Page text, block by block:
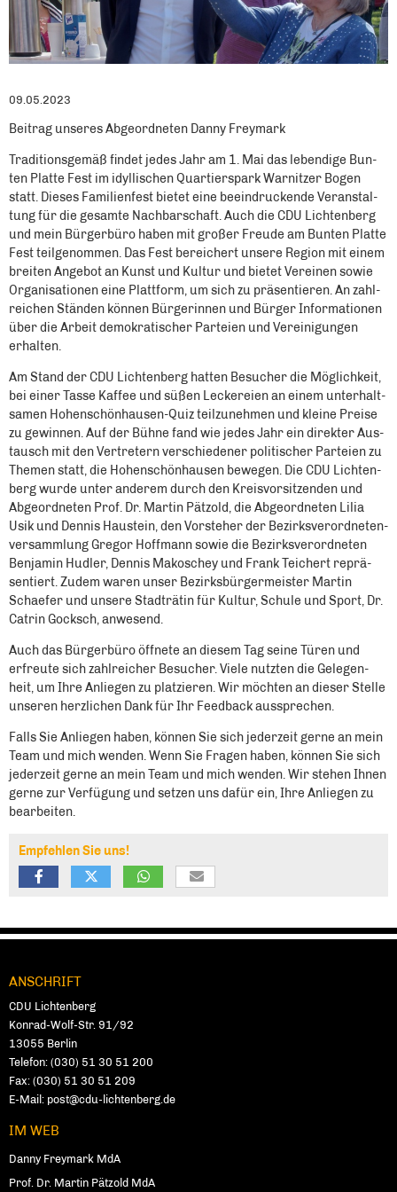
09.05.2023
Beitrag unseres Abgeordneten Danny Freymark
Tra­di­ti­ons­ge­mäß fin­det jedes Jahr am 1. Mai das leben­di­ge Bun­
ten Plat­te Fest im idyl­li­schen Quar­tier­spark War­nit­zer Bogen
statt. Die­ses Fami­li­en­fest bie­tet eine beein­dru­cken­de Ver­an­stal­
tung für die gesam­te Nach­bar­schaft. Auch die CDU Lich­ten­berg
und mein Bür­ger­bü­ro haben mit gro­ßer Freu­de am Bun­ten Plat­te
Fest teil­ge­nom­men. Das Fest berei­chert unse­re Regi­on mit einem
brei­ten Ange­bot an Kunst und Kul­tur und bie­tet Ver­ei­nen sowie
Orga­ni­sa­tio­nen eine Platt­form, um sich zu prä­sen­tie­ren. An zahl­
rei­chen Stän­den kön­nen Bür­ge­rin­nen und Bür­ger Infor­ma­tio­nen
über die Arbeit demo­kra­ti­scher Par­tei­en und Ver­ei­ni­gun­gen
erhal­ten.
Am Stand der CDU Lich­ten­berg hat­ten Besu­cher die Mög­lich­keit,
bei einer Tas­se Kaf­fee und süßen Lecke­rei­en an einem unter­halt­
sa­men Hohen­schön­hau­sen-Quiz teil­zu­neh­men und klei­ne Prei­se
zu gewin­nen. Auf der Büh­ne fand wie jedes Jahr ein direk­ter Aus­
tau­sch mit den Ver­tre­tern ver­schie­de­ner poli­ti­scher Par­tei­en zu
The­men statt, die Hohen­schön­hau­sen bewe­gen. Die CDU Lich­ten­
berg wur­de unter ande­rem durch den Kreis­vor­sit­zen­den und
Abge­ord­ne­ten Prof. Dr. Mar­tin Pät­zold, die Abge­ord­ne­ten Lilia
Usik und Den­nis Hau­stein, den Vor­ste­her der Bezirks­ver­ord­ne­ten­
ver­samm­lung Gre­gor Hoff­mann sowie die Bezirks­ver­ord­ne­ten
Ben­ja­min Hud­ler, Den­nis Mako­schey und Frank Tei­chert reprä­
sen­tiert. Zudem waren unser Bezirks­bür­ger­meis­ter Mar­tin
Schae­fer und unse­re Stadt­rä­tin für Kul­tur, Schu­le und Sport, Dr.
Catrin Gock­sch, anwe­send.
Auch das Bür­ger­bü­ro öff­ne­te an die­sem Tag sei­ne Türen und
erfreu­te sich zahl­rei­cher Besu­cher. Vie­le nutz­ten die Gele­gen­
heit, um Ihre Anlie­gen zu plat­zie­ren. Wir möch­ten an die­ser Stel­le
unse­ren herz­li­chen Dank für Ihr Feed­back aus­spre­chen.
Falls Sie Anlie­gen haben, kön­nen Sie sich jeder­zeit ger­ne an mein
Team und mich wen­den. Wenn Sie Fra­gen haben, kön­nen Sie sich
jeder­zeit ger­ne an mein Team und mich wen­den. Wir ste­hen Ihnen
ger­ne zur Ver­fü­gung und set­zen uns dafür ein, Ihre Anlie­gen zu
bear­bei­ten.
Empfehlen Sie uns!
Fußbereich
ANSCHRIFT
CDU Lich­ten­berg
Konrad-Wolf-Str. 91/92
13055 Ber­lin
Telefon: (030) 51 30 51 200
Fax: (030) 51 30 51 209
E-Mail: post@cdu-lichtenberg.de
IM WEB
Danny Freymark MdA
Prof. Dr. Martin Pätzold MdA